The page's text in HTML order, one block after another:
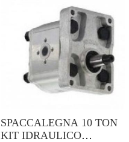
SPACCALEGNA 10 TON
KIT IDRAULICO